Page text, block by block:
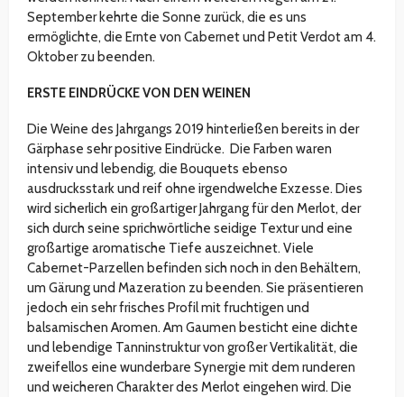
September kehrte die Sonne zurück, die es uns
ermöglichte, die Ernte von Cabernet und Petit Verdot am 4.
Oktober zu beenden.
ERSTE EINDRÜCKE VON DEN WEINEN
Die Weine des Jahrgangs 2019 hinterließen bereits in der
Gärphase sehr positive Eindrücke. Die Farben waren
intensiv und lebendig, die Bouquets ebenso
ausdrucksstark und reif ohne irgendwelche Exzesse. Dies
wird sicherlich ein großartiger Jahrgang für den Merlot, der
sich durch seine sprichwörtliche seidige Textur und eine
großartige aromatische Tiefe auszeichnet. Viele
Cabernet-Parzellen befinden sich noch in den Behältern,
um Gärung und Mazeration zu beenden. Sie präsentieren
jedoch ein sehr frisches Profil mit fruchtigen und
balsamischen Aromen. Am Gaumen besticht eine dichte
und lebendige Tanninstruktur von großer Vertikalität, die
zweifellos eine wunderbare Synergie mit dem runderen
und weicheren Charakter des Merlot eingehen wird. Die